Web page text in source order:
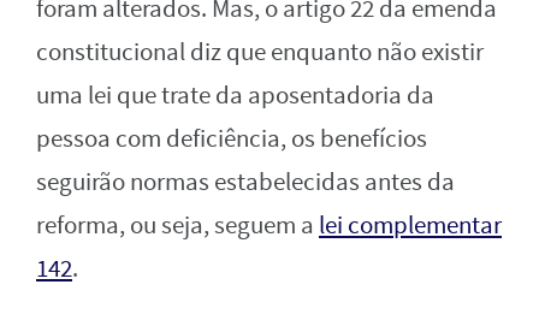
foram alterados. Mas, o artigo 22 da emenda
constitucional diz que enquanto não existir
uma lei que trate da aposentadoria da
pessoa com deficiência, os benefícios
seguirão normas estabelecidas antes da
reforma, ou seja, seguem a lei complementar
142.